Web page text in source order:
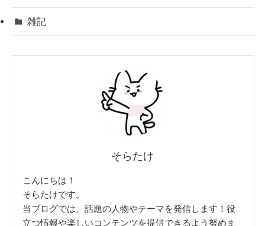
雑記
そらたけ
こんにちは！
そらたけです。
当ブログでは、話題の人物やテーマを発信します！役
立つ情報や楽しいコンテンツを提供できるよう努めま